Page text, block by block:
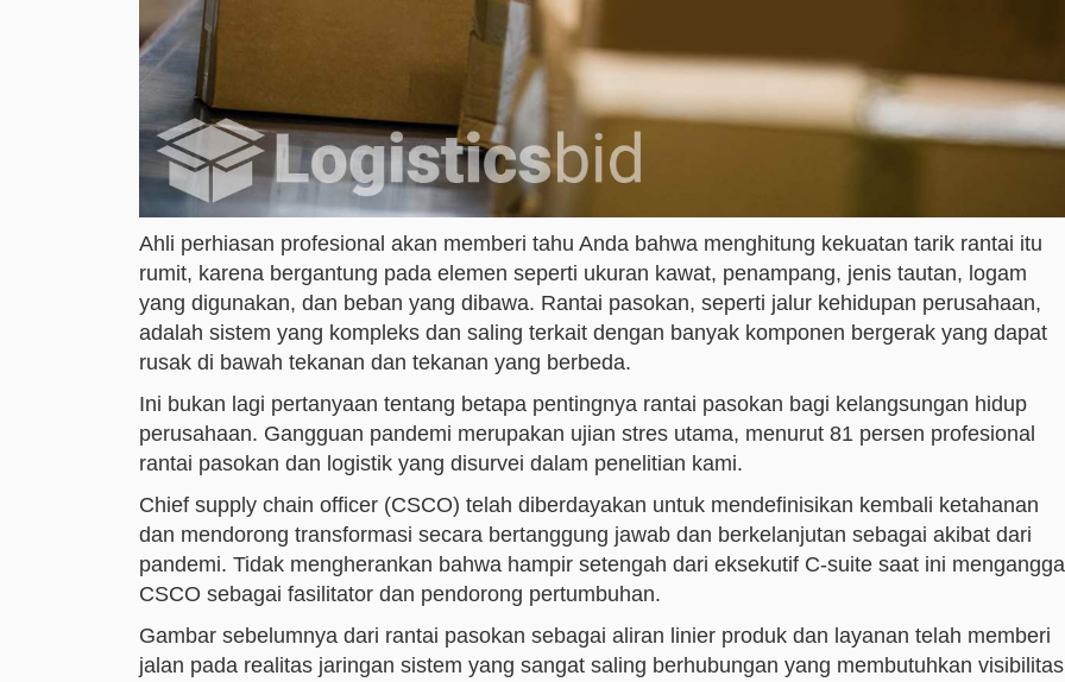
Ahli perhiasan profesional akan memberi tahu Anda bahwa menghitung kekuatan tarik rantai itu
rumit, karena bergantung pada elemen seperti ukuran kawat, penampang, jenis tautan, logam
yang digunakan, dan beban yang dibawa. Rantai pasokan, seperti jalur kehidupan perusahaan,
adalah sistem yang kompleks dan saling terkait dengan banyak komponen bergerak yang dapat
rusak di bawah tekanan dan tekanan yang berbeda.
Ini bukan lagi pertanyaan tentang betapa pentingnya rantai pasokan bagi kelangsungan hidup
perusahaan. Gangguan pandemi merupakan ujian stres utama, menurut 81 persen profesional
rantai pasokan dan logistik yang disurvei dalam penelitian kami.
Chief supply chain officer (CSCO) telah diberdayakan untuk mendefinisikan kembali ketahanan
dan mendorong transformasi secara bertanggung jawab dan berkelanjutan sebagai akibat dari
pandemi. Tidak mengherankan bahwa hampir setengah dari eksekutif C-suite saat ini
CSCO sebagai fasilitator dan pendorong pertumbuhan.
Gambar sebelumnya dari rantai pasokan sebagai aliran linier produk dan layanan telah memberi
jalan pada realitas jaringan sistem yang sangat saling berhubungan yang membutuhkan visibilitas